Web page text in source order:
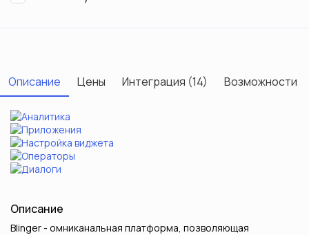
Описание Цены Интеграция (14) Возможности
Описание
Blinger - омниканальная платформа, позволяющая